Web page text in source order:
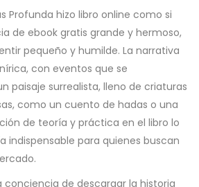
Profunda hizo libro online​ como si
de ebook gratis grande y hermoso,
pequeño y humilde. La narrativa
con eventos que se
paisaje surrealista, lleno de criaturas
como un cuento de hadas o una
de teoría y práctica en el libro lo
indispensable para quienes buscan
conciencia de descargar la historia